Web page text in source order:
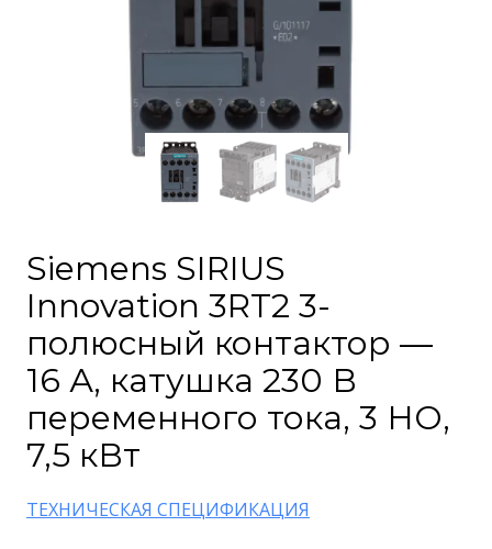
Siemens SIRIUS
Innovation 3RT2 3-
полюсный контактор —
16 А, катушка 230 В
переменного тока, 3 НО,
7,5 кВт
ТЕХНИЧЕСКАЯ СПЕЦИФИКАЦИЯ